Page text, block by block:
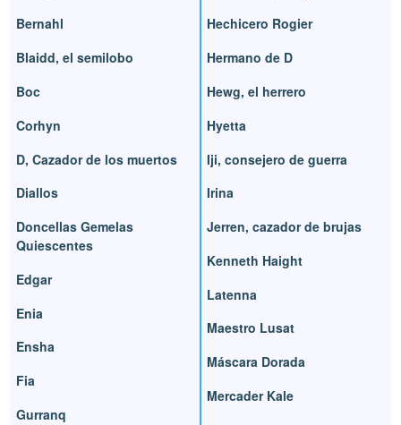
Bernahl
Blaidd, el semilobo
Boc
Corhyn
D, Cazador de los muertos
Diallos
Doncellas Gemelas
Quiescentes
Edgar
Enia
Ensha
Fia
Gurranq
Hechicero Rogier
Hermano de D
Hewg, el herrero
Hyetta
Iji, consejero de guerra
Irina
Jerren, cazador de brujas
Kenneth Haight
Latenna
Maestro Lusat
Máscara Dorada
Mercader Kale